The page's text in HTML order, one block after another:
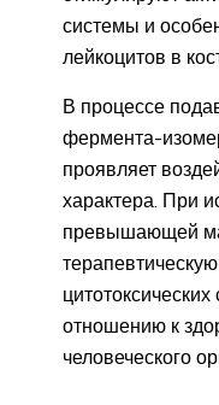
системы и
лейкоцитов в
В процессе
фермента-
проявляет
характера. При
превышающей
отношению к
человеческого